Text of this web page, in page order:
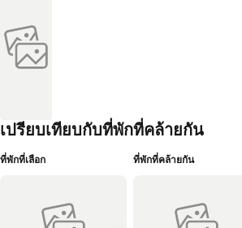
เปรียบเทียบกับที่พักที่คล้ายกัน
ที่พักที่เลือก ที่พักที่คล้ายกัน